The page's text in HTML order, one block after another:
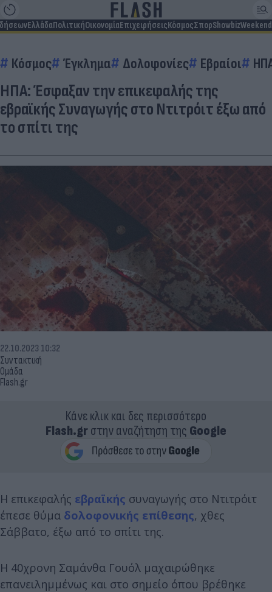
ΕλλάδαΠολιτικήΟικονομίαΕπιχειρήσειςΚόσμοςΣπορShowbizWeekend
Κόσμος Έγκλημα Δολοφονίες Εβραίοι
ΗΠΑ: Έσφαξαν την επικεφαλής της
εβραϊκής Συναγωγής στο Ντιτρόιτ έξω από
το σπίτι της
Συντακτική
Ομάδα
Flash.gr
22.10.2023 10:32
Κάνε κλικ και δες περισσότερο
Flash.grστην αναζήτηση της Google
Η επικεφαλής εβραϊκής συναγωγής στο Ντιτρόιτ
έπεσε θύμα δολοφονικής επίθεσης, χθες
Σάββατο, έξω από το σπίτι της.
Η 40χρονη Σαμάνθα Γουόλ μαχαιρώθηκε
επανειλημμένως και στο σημείο όπου βρέθηκε